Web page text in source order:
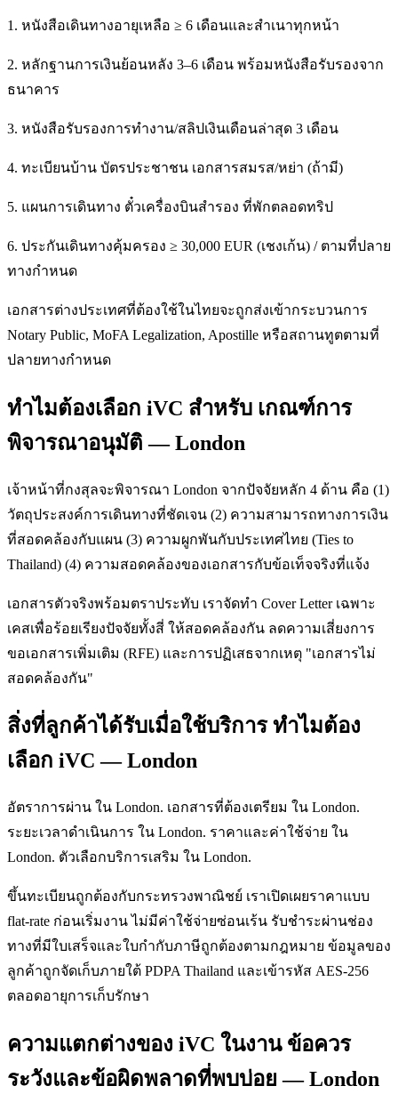
1. หนังสือเดินทางอายุเหลือ ≥ 6 เดือนและสำเนาทุกหน้า
2. หลักฐานการเงินย้อนหลัง 3–6 เดือน พร้อมหนังสือรับรองจาก
ธนาคาร
3. หนังสือรับรองการทำงาน/สลิปเงินเดือนล่าสุด 3 เดือน
4. ทะเบียนบ้าน บัตรประชาชน เอกสารสมรส/หย่า (ถ้ามี)
5. แผนการเดินทาง ตั๋วเครื่องบินสำรอง ที่พักตลอดทริป
6. ประกันเดินทางคุ้มครอง ≥ 30,000 EUR (เชงเก้น) / ตามที่ปลาย
ทางกำหนด
เอกสารต่างประเทศที่ต้องใช้ในไทยจะถูกส่งเข้ากระบวนการ
Notary Public, MoFA Legalization, Apostille หรือสถานทูตตามที่
ปลายทางกำหนด
ทำไมต้องเลือก iVC สำหรับ เกณฑ์การ
พิจารณาอนุมัติ — London
เจ้าหน้าที่กงสุลจะพิจารณา London จากปัจจัยหลัก 4 ด้าน คือ (1)
วัตถุประสงค์การเดินทางที่ชัดเจน (2) ความสามารถทางการเงิน
ที่สอดคล้องกับแผน (3) ความผูกพันกับประเทศไทย (Ties to
Thailand) (4) ความสอดคล้องของเอกสารกับข้อเท็จจริงที่แจ้ง
เอกสารตัวจริงพร้อมตราประทับ เราจัดทำ Cover Letter เฉพาะ
เคสเพื่อร้อยเรียงปัจจัยทั้งสี่ ให้สอดคล้องกัน ลดความเสี่ยงการ
ขอเอกสารเพิ่มเติม (RFE) และการปฏิเสธจากเหตุ "เอกสารไม่
สอดคล้องกัน"
สิ่งที่ลูกค้าได้รับเมื่อใช้บริการ ทำไมต้อง
เลือก iVC — London
อัตราการผ่าน ใน London. เอกสารที่ต้องเตรียม ใน London.
ระยะเวลาดำเนินการ ใน London. ราคาและค่าใช้จ่าย ใน
London. ตัวเลือกบริการเสริม ใน London.
ขึ้นทะเบียนถูกต้องกับกระทรวงพาณิชย์ เราเปิดเผยราคาแบบ
flat-rate ก่อนเริ่มงาน ไม่มีค่าใช้จ่ายซ่อนเร้น รับชำระผ่านช่อง
ทางที่มีใบเสร็จและใบกำกับภาษีถูกต้องตามกฎหมาย ข้อมูลของ
ลูกค้าถูกจัดเก็บภายใต้ PDPA Thailand และเข้ารหัส AES-256
ตลอดอายุการเก็บรักษา
ความแตกต่างของ iVC ในงาน ข้อควร
ระวังและข้อผิดพลาดที่พบบ่อย — London